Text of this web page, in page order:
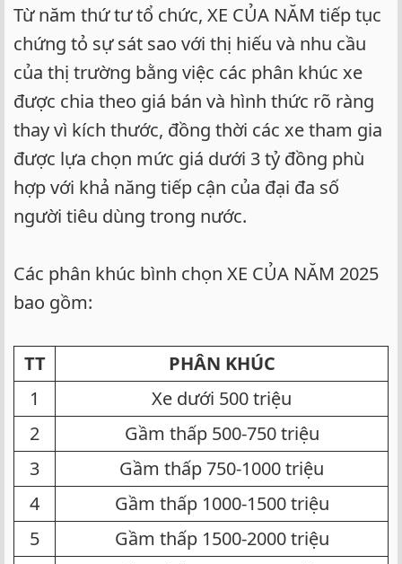
Từ năm thứ tư tổ chức, XE CỦA NĂM tiếp tục
chứng tỏ sự sát sao với thị hiếu và nhu cầu
của thị trường bằng việc các phân khúc xe
được chia theo giá bán và hình thức rõ ràng
thay vì kích thước, đồng thời các xe tham gia
được lựa chọn mức giá dưới 3 tỷ đồng phù
hợp với khả năng tiếp cận của đại đa số
người tiêu dùng trong nước.
Các phân khúc bình chọn XE CỦA NĂM 2025
bao gồm:
TT
PHÂN KHÚC
1​
Xe dưới 500 triệu​
2​
Gầm thấp 500-750 triệu​
3​
Gầm thấp 750-1000 triệu​
4​
Gầm thấp 1000-1500 triệu​
5​
Gầm thấp 1500-2000 triệu​